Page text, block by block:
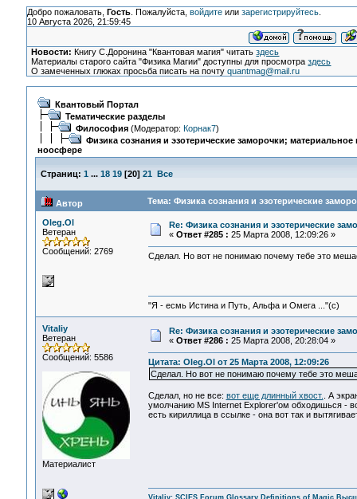
Добро пожаловать, Гость. Пожалуйста, войдитеили зарегистрируйтесь.
10 Августа 2026, 21:59:45
Новости: Книгу С.Доронина "Квантовая магия" читатьздесь
Материалы старого сайта "Физика Магии" доступны для просмотраздесь
О замеченных глюках просьба писать на почтуquantmag@mail.ru
Квантовый Портал
Тематические разделы
Философия(Модератор: Корнак7)
Физика сознания и эзотерические заморочки;
ноосфере
Страниц: 1 ... 18 19[20] 21 Все
Автор Тема: Физика сознания и эзотерические
Oleg.Ol
Ветеран
Сообщений: 2769
Re: Физика сознания и эзотерические
« Ответ #285 : 25 Марта 2008, 12:09:26 »
Сделал. Но вот не понимаю почему тебе это
"Я - есмь Истина и Путь, Альфа и Омега ..."(с)
Vitaliy
Ветеран
Сообщений: 5586
Материалист
Re: Физика сознания и эзотерические
« Ответ #286 : 25 Марта 2008, 20:28:04 »
Цитата: Oleg.Ol от 25 Марта 2008, 12:09:26
Сделал. Но вот не понимаю почему тебе это
Сделал, но не все: вот еще длинный хвост.
. А
умолчанию MS Internet Explorer'ом обходишься -
есть кириллица в ссылке - она вот так и